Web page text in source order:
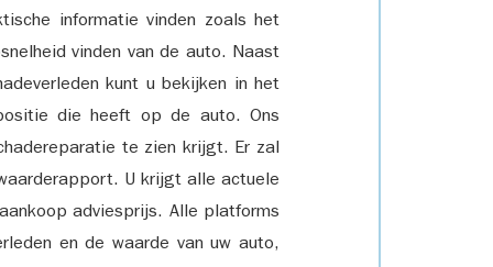
informatie vinden zoals het
vinden van de auto. Naast
kunt u bekijken in het
die heeft op de auto. Ons
te zien krijgt. Er zal
U krijgt alle actuele
adviesprijs. Alle platforms
en de waarde van uw auto,